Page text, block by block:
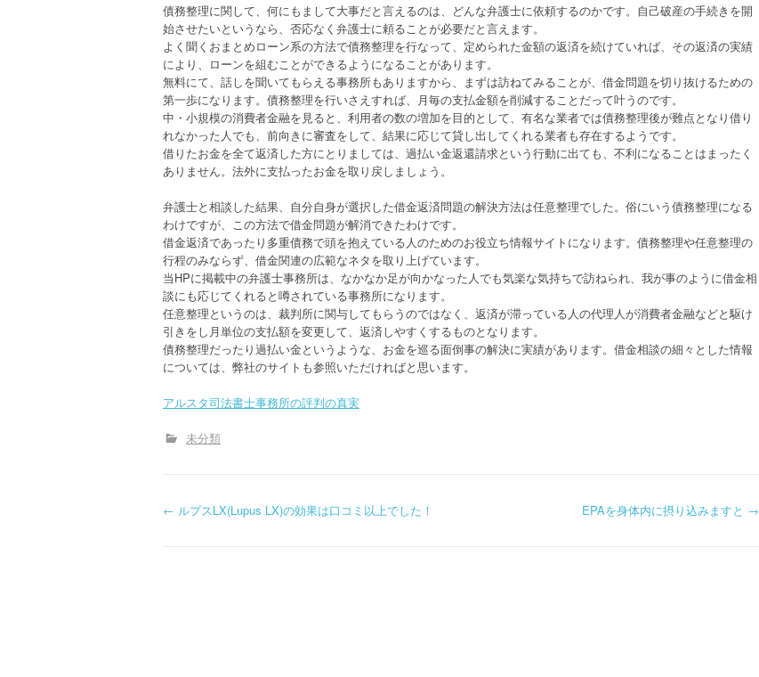
債務整理に関して、何にもまして大事だと言えるのは、どんな弁護士に依頼するのかです。自己破産の手続きを開
始させたいというなら、否応なく弁護士に頼ることが必要だと言えます。
よく聞くおまとめローン系の方法で債務整理を行なって、定められた金額の返済を続けていれば、その返済の実績
により、ローンを組むことができるようになることがあります。
無料にて、話しを聞いてもらえる事務所もありますから、まずは訪ねてみることが、借金問題を切り抜けるための
第一歩になります。債務整理を行いさえすれば、月毎の支払金額を削減することだって叶うのです。
中・小規模の消費者金融を見ると、利用者の数の増加を目的として、有名な業者では債務整理後が難点となり借り
れなかった人でも、前向きに審査をして、結果に応じて貸し出してくれる業者も存在するようです。
借りたお金を全て返済した方にとりましては、過払い金返還請求という行動に出ても、不利になることはまったく
ありません。法外に支払ったお金を取り戻しましょう。
弁護士と相談した結果、自分自身が選択した借金返済問題の解決方法は任意整理でした。俗にいう債務整理になる
わけですが、この方法で借金問題が解消できたわけです。
借金返済であったり多重債務で頭を抱えている人のためのお役立ち情報サイトになります。債務整理や任意整理の
行程のみならず、借金関連の広範なネタを取り上げています。
当HPに掲載中の弁護士事務所は、なかなか足が向かなった人でも気楽な気持ちで訪ねられ、我が事のように借金相
談にも応じてくれると噂されている事務所になります。
任意整理というのは、裁判所に関与してもらうのではなく、返済が滞っている人の代理人が消費者金融などと駆け
引きをし月単位の支払額を変更して、返済しやすくするものとなります。
債務整理だったり過払い金というような、お金を巡る面倒事の解決に実績があります。借金相談の細々とした情報
については、弊社のサイトも参照いただければと思います。
アルスタ司法書士事務所の評判の真実
未分類
P
← ルプスLX(Lupus LX)の効果は口コミ以上でした！ EPAを身体内に摂り込みますと →